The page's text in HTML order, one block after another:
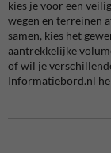
kies je voor een
wegen en terreinen
samen, kies het
aantrekkelijke
of wil je
Informatiebord.nl